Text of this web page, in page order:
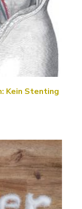
Kein Stenting